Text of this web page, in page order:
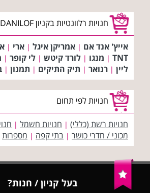
חנויות רלוונטיות בקניון BIG FASHION DANILOF טבריה
אייץ' אנד אם | אמריקן איגל | ארי |
TNT
| מנגו | לורד קיטש | לי קופר |
ליין | רנואר | תיק התיקים | תמנון |
חנויות לפי תחום
חנויות רשת (כללי) | חנויות חשמל |
מכוני / חדרי כושר | בתי קפה | מספרות
בעל קניון / חנות?